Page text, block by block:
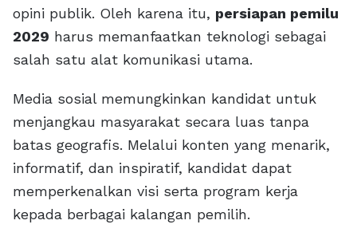
opini publik. Oleh karena itu, persiapan pemilu
2029 harus memanfaatkan teknologi sebagai
salah satu alat komunikasi utama.
Media sosial memungkinkan kandidat untuk
menjangkau masyarakat secara luas tanpa
batas geografis. Melalui konten yang menarik,
informatif, dan inspiratif, kandidat dapat
memperkenalkan visi serta program kerja
kepada berbagai kalangan pemilih.